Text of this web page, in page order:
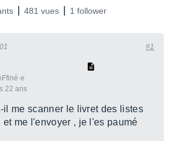
481 vues 1 follower
22 ans
#1
il me scanner le livret des listes
et me l'envoyer , je l'es paumé